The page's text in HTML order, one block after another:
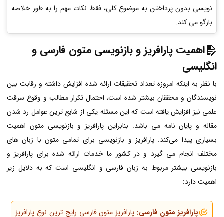
نویسی بدون پرداختن به موضوع کلی، فقط نکات مهم را به طور خلاصه
بازگو می کند.
اهمیت پارافریز و بازنویسی متون فارسی و
انگلیسی
با نظر به اینکه امروزه تعداد تحقیقات ارائه شده افزایش داشته و رقابت بین
نویسندگان و محققان بیشتر شده است، احتمال تکرار مطالب و وقوع سرقت
علمی نیز افزایش یافته است که این مسئله یکی از شایع ترین عوامل رد شدن
مقاله و پایان نامه می باشد. بنابراین پارافریز و بازنویسی متون اهمیت
بسیاری پیدا می‌کند. پارافریز و بازنویسی برای تمامی متون با زبان های
مختلف انجام می گیرد و در کشور ما خدمات ارائه شده برای پارافریز و
بازنویسی بیشتر مربوط به زبان فارسی و انگلیسی است که به دلایل زیر
اهمیت دارد:
پارافریز متون فارسی: پارافریز متون فارسی رایج ترین نوع پارافریز